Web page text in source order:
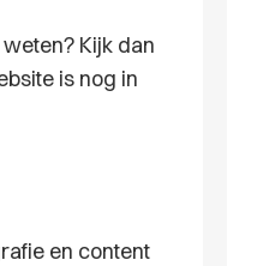
Kijk dan
is nog in
en content